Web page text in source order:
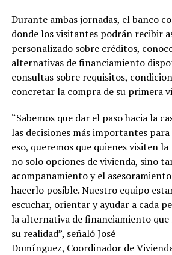
Durante ambas jornadas, el banco
donde los visitantes podrán recibir
personalizado sobre créditos,
alternativas de financiamiento
consultas sobre requisitos,
concretar la compra de su primera
“Sabemos que dar el paso hacia la
las decisiones más importantes
eso, queremos que quienes visiten
no solo opciones de vivienda, sino
acompañamiento y el
hacerlo posible. Nuestro equipo
escuchar, orientar y ayudar a cada
la alternativa de financiamiento que
su realidad”, señaló José
Domínguez, Coordinador de